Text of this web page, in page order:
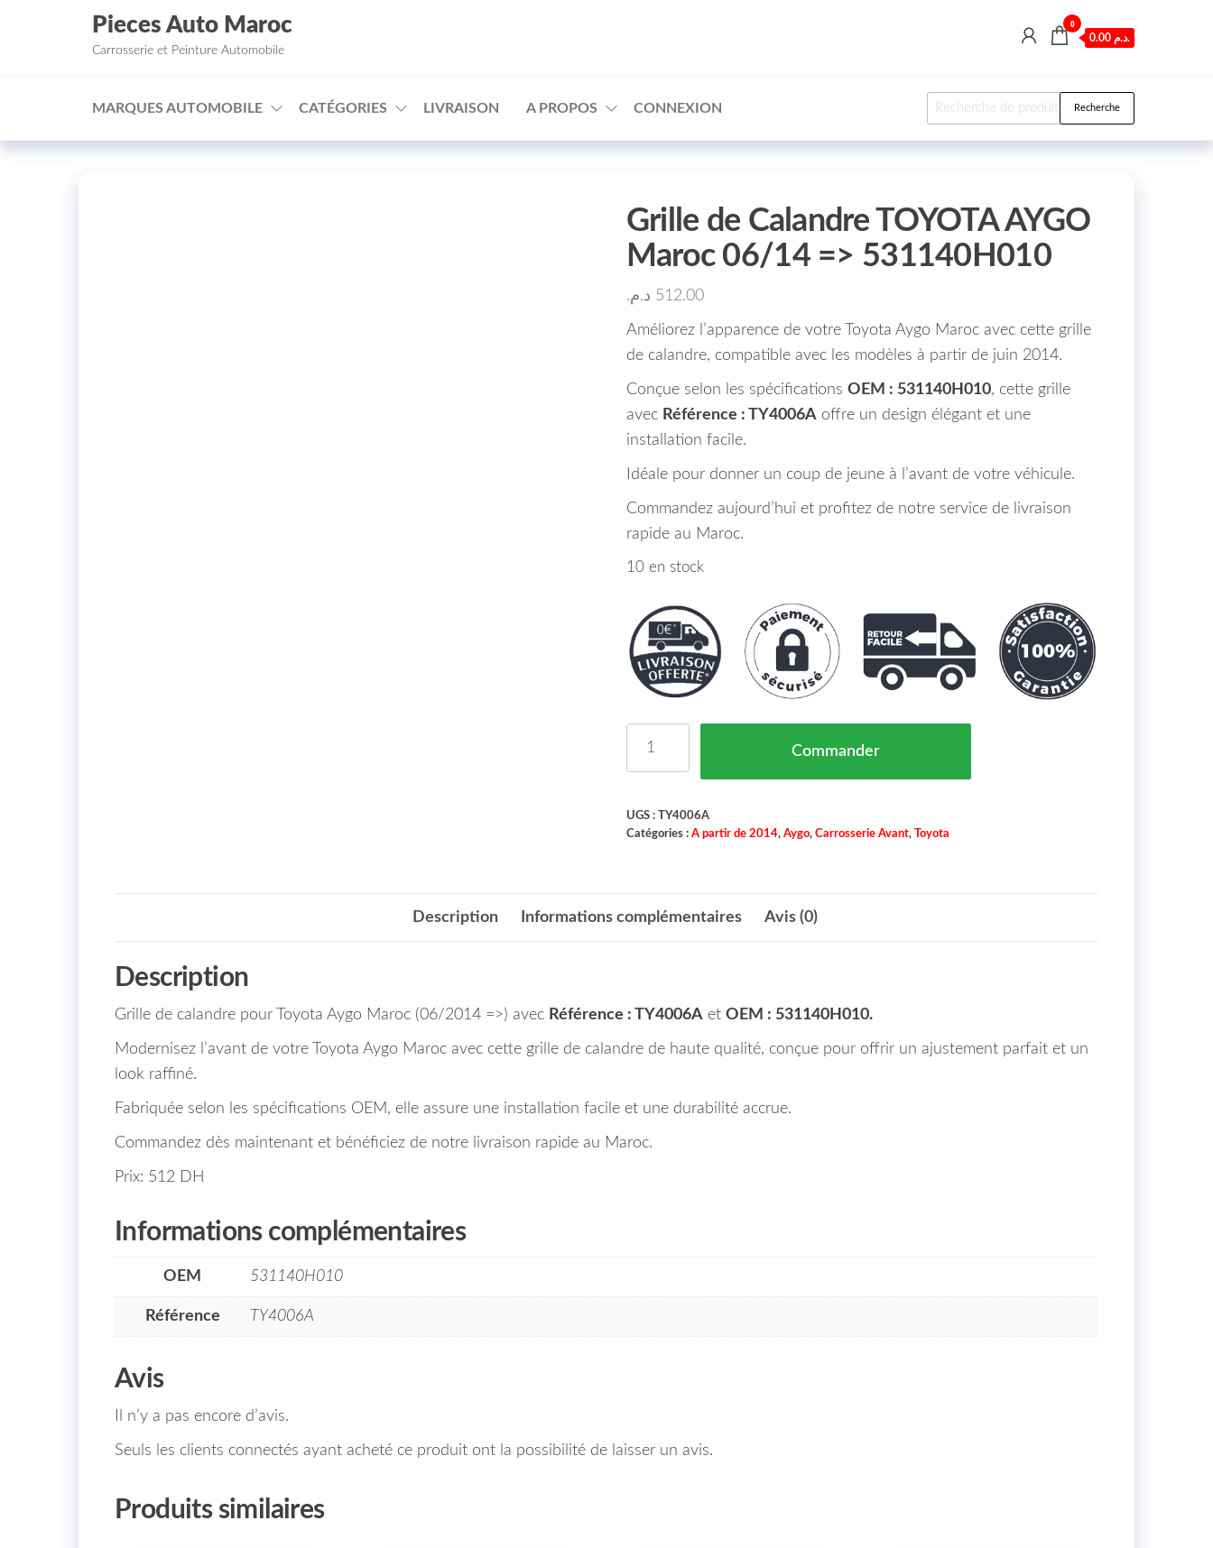
□
Aller au contenu
Pieces Auto Maroc
Carrosserie et Peinture Automobile
0
0.00 د.م.
MARQUES AUTOMOBILE CATÉGORIES LIVRAISON A PROPOS CONNEXION Recherche pour : Recherche
Grille de Calandre TOYOTA AYGO
Maroc 06/14 => 531140H010
512.00 د.م.
Améliorez l’apparence de votre Toyota Aygo Maroc avec cette grille
de calandre, compatible avec les modèles à partir de juin 2014.
Conçue selon les spécifications OEM : 531140H010, cette grille
avec Référence : TY4006Aoffre un design élégant et une
installation facile.
Idéale pour donner un coup de jeune à l’avant de votre véhicule.
Commandez aujourd’hui et profitez de notre service de livraison
rapide au Maroc.
10 en stock
Commander
UGS : TY4006A
Catégories : A partir de 2014, Aygo, Carrosserie Avant, Toyota
Description Informations complémentaires Avis (0)
Description
Grille de calandre pour Toyota Aygo Maroc (06/2014 =>) avec Référence : TY4006A et OEM : 531140H010.
Modernisez l’avant de votre Toyota Aygo Maroc avec cette grille de calandre de haute qualité, conçue pour offrir un ajustement parfait et un
look raffiné.
Fabriquée selon les spécifications OEM, elle assure une installation facile et une durabilité accrue.
Commandez dès maintenant et bénéficiez de notre livraison rapide au Maroc.
Prix: 512 DH
Informations complémentaires
OEM 531140H010
Référence TY4006A
Avis
Il n’y a pas encore d’avis.
Seuls les clients connectés ayant acheté ce produit ont la possibilité de laisser un avis.
Produits similaires